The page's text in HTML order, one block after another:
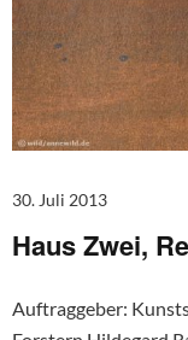
30. Juli 2013
Haus Zwei,
Auftraggeber: